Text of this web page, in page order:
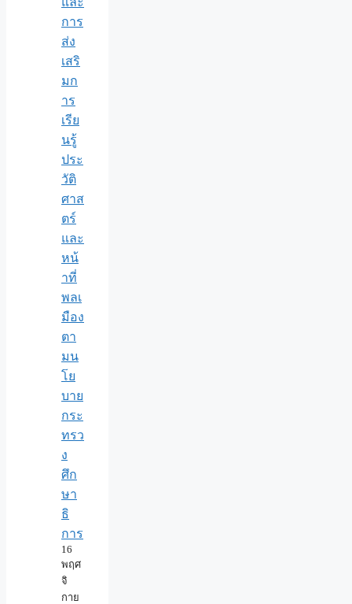
การ
ส่ง
เสริ
มก
าร
เรีย
นรู้
ประ
วัติ
ศาส
ตร์
และ
หน้
าที่
พลเ
มือง
ตา
มน
โย
บาย
กระ
ทรว
ง
ศึก
ษา
ธิ
การ
16
พฤศ
จิ
กาย